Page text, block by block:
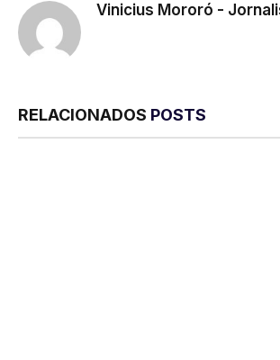
Vinicius Mororó -
RELACIONADOS POSTS